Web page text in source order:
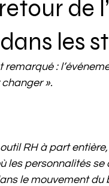
de
les
remarqué :
».
outil RH à part
les personnalités se
le mouvement du